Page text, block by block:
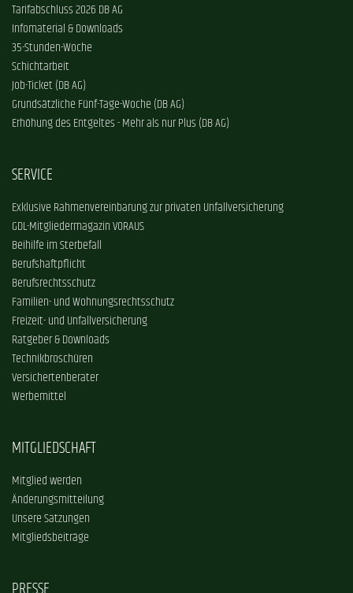
Tarifabschluss 2026 DB AG
Infomaterial & Downloads
35-Stunden-Woche
Schichtarbeit
Job-Ticket (DB AG)
Grundsätzliche Fünf-Tage-Woche (DB AG)
Erhöhung des Entgeltes - Mehr als nur Plus (DB AG)
SERVICE
Exklusive Rahmenvereinbarung zur privaten Unfallversicherung
GDL-Mitgliedermagazin VORAUS
Beihilfe im Sterbefall
Berufshaftpflicht
Berufsrechtsschutz
Familien- und Wohnungsrechtsschutz
Freizeit- und Unfallversicherung
Ratgeber & Downloads
Technikbroschüren
Versichertenberater
Werbemittel
MITGLIEDSCHAFT
Mitglied werden
Änderungsmitteilung
Unsere Satzungen
Mitgliedsbeiträge